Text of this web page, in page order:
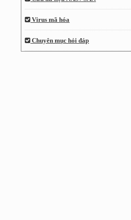
Virus mã hóa
Chuyên mục hỏi đáp